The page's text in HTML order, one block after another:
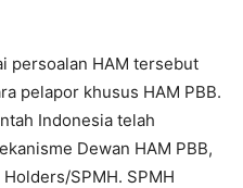
persoalan HAM tersebut
pelapor khusus HAM PBB.
Indonesia telah
Dewan HAM PBB,
SPMH. SPMH